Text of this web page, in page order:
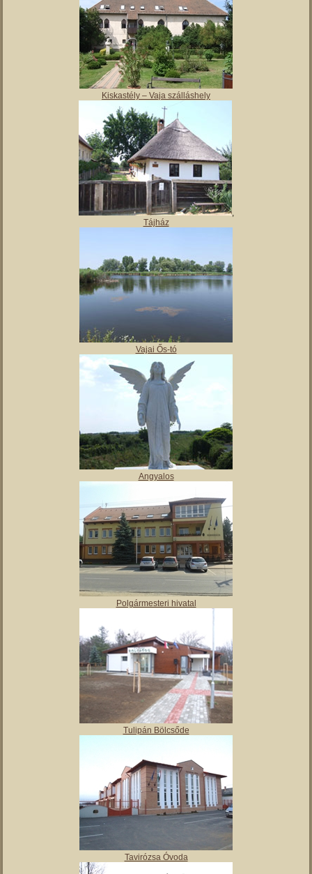
Kiskastély – Vaja szálláshely
,
Tájház
Vajai Ős-tó
Angyalos
Polgármesteri hivatal
Tulipán Bölcsőde
Tavirózsa Óvoda